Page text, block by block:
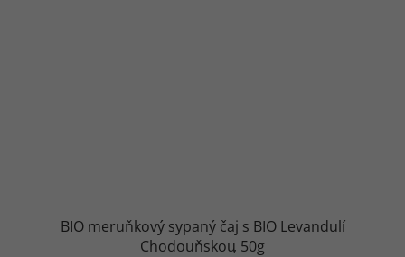
BIO meruňkový sypaný čaj s BIO Levandulí
Chodouňskou 50g